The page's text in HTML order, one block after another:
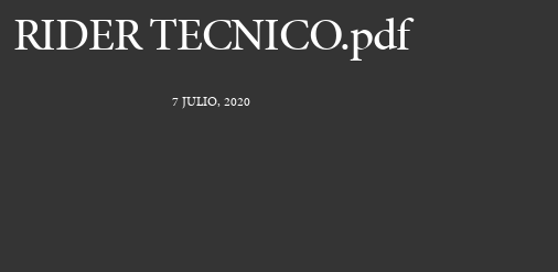
RIDER TECNICO.pdf
7 JULIO, 2020